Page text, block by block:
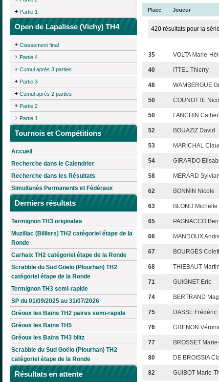
Partie 1
Open de Lapalisse (Vichy) TH4
Classement final
Partie 4
Cumul après 3 parties
Partie 3
Cumul après 2 parties
Partie 2
Partie 1
Tournois et Compétitions
Accueil
Recherche dans le Calendrier
Recherche dans les Résultats
Simultanés Permanents et Fédéraux
Derniers résultats
Termignon TH3 originales
Muzillac (Billiers) TH2 catégoriel étape de la
Ronde
Carhaix TH2 catégoriel étape de la Ronde
Scrabble du Sud Goëlo (Plourhan) TH2
catégoriel étape de la Ronde
Termignon TH3 semi-rapide
SP du 01/09/2025 au 31/07/2026
Gréoux les Bains TH2 paires semi-rapide
Gréoux les Bains TH5
Gréoux les Bains TH3 blitz
Scrabble du Sud Goëlo (Plourhan) TH2
catégoriel étape de la Ronde
Résultats en attente
Place Joueur
420 résultats pour la
35 VOLTA Marie-
40 ITTEL Thierry
48 WAMBERGUE
50 COUNOTTE
50 FANCHIN
52 BOUAZIZ David
53 MARICHAL
54 GIRARDO
58 MERARD
62 BONNIN Nicole
63 BLOND Michelle
65 PAGNACCO
66 MANDOUX
67 BOURGÈS
68 THIEBAUT
71 GUIGNET Eric
74 BERTRAND
75 DASSE Frédéric
76 GRENON
77 BROSSET
80 DE BROISSIA
82 GUIBOT Marie-